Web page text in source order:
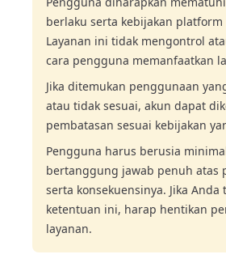
berlaku serta kebijakan platform
Layanan ini tidak mengontrol
cara pengguna memanfaatkan
Jika ditemukan penggunaan
atau tidak sesuai, akun dapat
pembatasan sesuai kebijakan
Pengguna harus berusia
bertanggung jawab penuh atas
serta konsekuensinya. Jika
ketentuan ini, harap hentikan
layanan.